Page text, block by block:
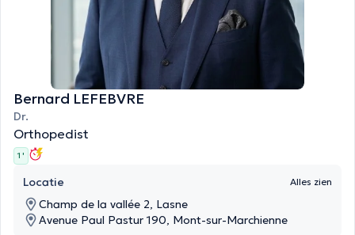
Bernard LEFEBVRE
Dr.
Orthopedist
1 '
Locatie Alles zien
Champ de la vallée 2, Lasne
Avenue Paul Pastur 190, Mont-sur-Marchienne